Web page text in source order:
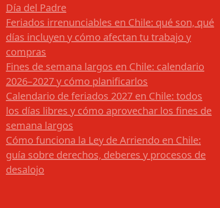
Día del Padre
Feriados irrenunciables en Chile: qué son, qué
días incluyen y cómo afectan tu trabajo y
compras
Fines de semana largos en Chile: calendario
2026–2027 y cómo planificarlos
Calendario de feriados 2027 en Chile: todos
los días libres y cómo aprovechar los fines de
semana largos
Cómo funciona la Ley de Arriendo en Chile:
guía sobre derechos, deberes y procesos de
desalojo